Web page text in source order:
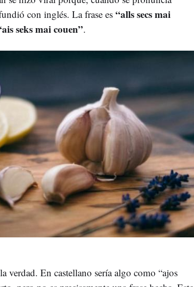
con inglés. La frase es “alls secs mai
seks mai couen”.
verdad. En castellano sería algo como “ajos